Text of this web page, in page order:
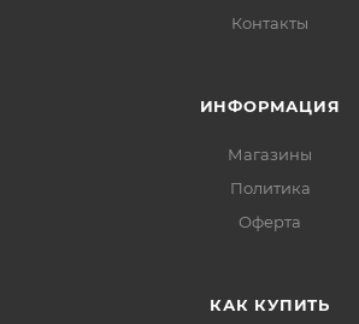
Контакты
ИНФОРМАЦИЯ
Магазины
Политика
Офертa
КАК КУПИТЬ